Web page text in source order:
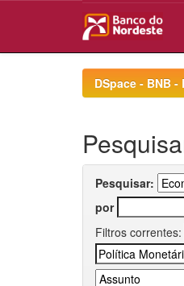
DSpace - BNB
Pesquisar:
por
Filtros correntes: